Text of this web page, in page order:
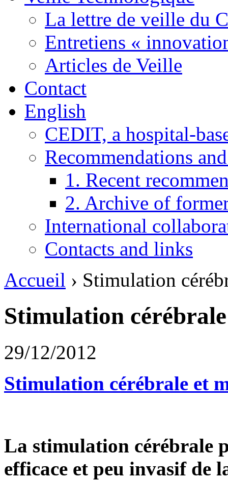
La lettre de veille du
Entretiens «
Articles de Veille
Contact
English
CEDIT, a hospital-
Recommendations
1. Recent
2. Archive of
International
Contacts and links
Accueil › Stimulation
Stimulation
29/12/2012
Stimulation cérébrale et
La stimulation cérébrale
efficace et peu invasif de